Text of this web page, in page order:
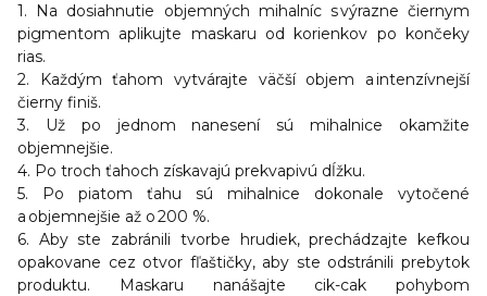
1. Na dosiahnutie objemných mihalníc s výrazne čiernym
pigmentom aplikujte maskaru od korienkov po končeky
rias.
2. Každým ťahom vytvárajte väčší objem a intenzívnejší
čierny finiš.
3. Už po jednom nanesení sú mihalnice okamžite
objemnejšie.
4. Po troch ťahoch získavajú prekvapivú dĺžku.
5. Po piatom ťahu sú mihalnice dokonale vytočené
a objemnejšie až o 200 %.
6. Aby ste zabránili tvorbe hrudiek, prechádzajte kefkou
opakovane cez otvor fľaštičky, aby ste odstránili prebytok
produktu. Maskaru nanášajte cik-cak pohybom